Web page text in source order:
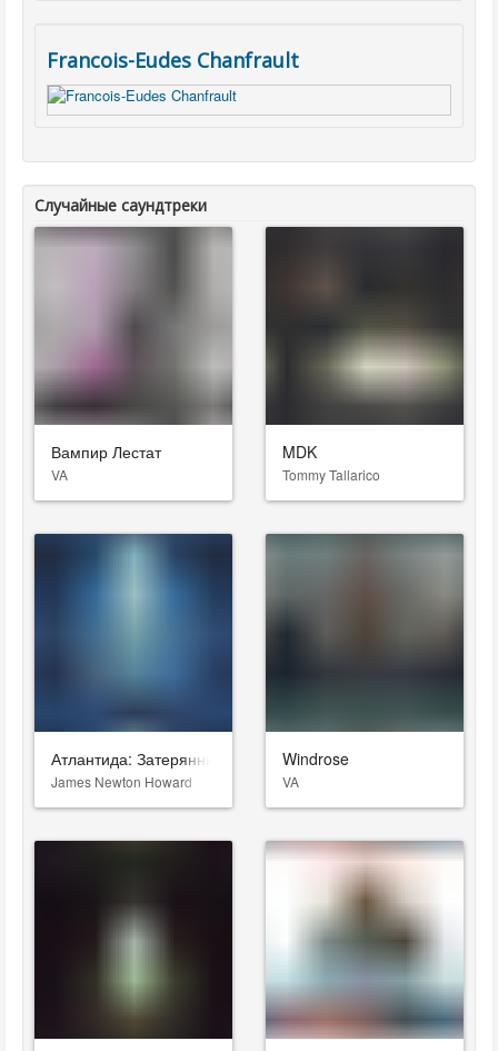
Francois-Eudes Chanfrault
Случайные саундтреки
Вампир Лестат
VA
MDK
Tommy Tallarico
Атлантида: Затерянный мир
James Newton Howard
Windrose
VA